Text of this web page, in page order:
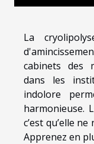
La
cabinets des
dans les
indolore
harmonieuse.
c’est qu’elle
Apprenez en